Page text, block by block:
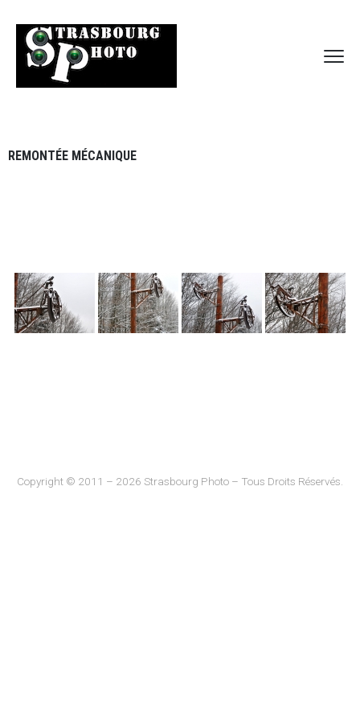
REMONTÉE MÉCANIQUE
Copyright © 2011 – 2026 Strasbourg Photo – Tous Droits Réservés.